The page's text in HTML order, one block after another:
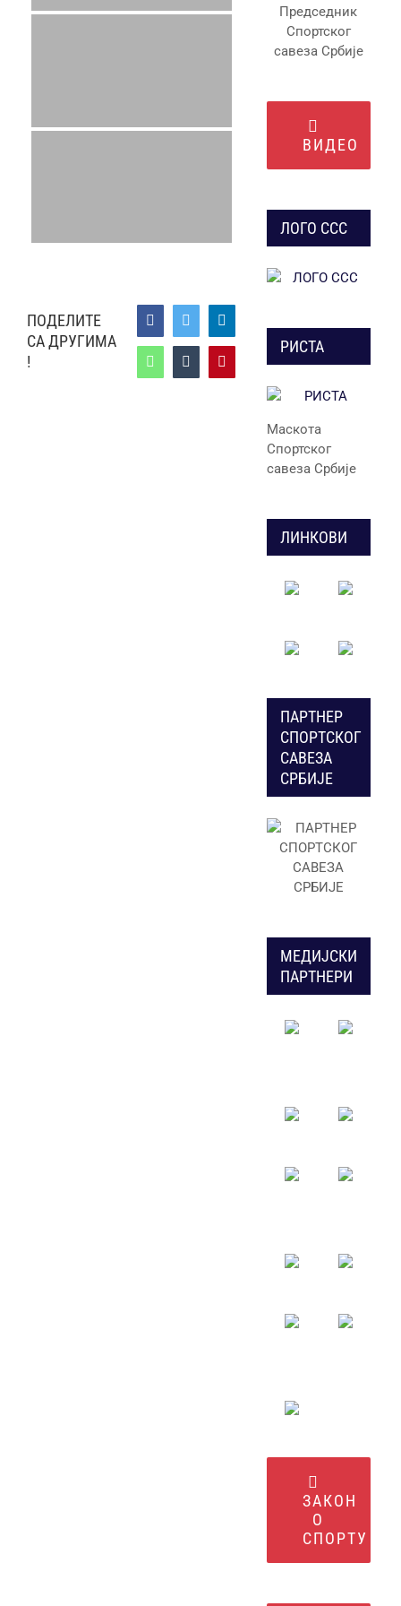
ПОДЕЛИТЕ
СА ДРУГИМА
!
FacebookTwitter
WhatsAppTumblr
Председник
Спортског
савеза Србије
ВИДЕО
ЛОГО ССС
РИСТА
Маскота
Спортског
савеза Србије
ЛИНКОВИ
ПАРТНЕР
СПОРТСКОГ
САВЕЗА
СРБИЈЕ
МЕДИЈСКИ
ПАРТНЕРИ
ЗАКОН
О
СПОРТУ